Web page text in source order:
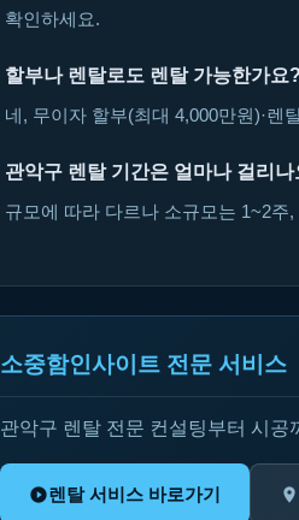
확인하세요.
할부나 렌탈로도 렌탈 가능한가요?
네, 무이자 할부(최대 4,000만원)·렌
관악구 렌탈 기간은 얼마나 걸리나
규모에 따라 다르나 소규모는 1~2
소중함인사이트 전문 서비스
관악구 렌탈 전문 컨설팅부터 시공
렌탈 서비스 바로가기